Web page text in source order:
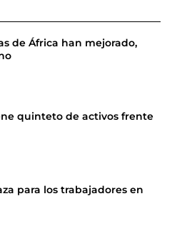
de África han mejorado,
quinteto de activos frente
para los trabajadores en